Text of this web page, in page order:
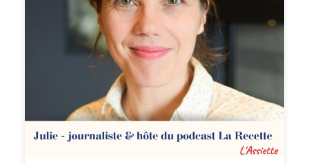
Guide des meilleures sources d'inspiration d'idées repas
J'ai regroupé toutes les sources (blogs, comptes
instagram, magazines, livres, chaînes Youtube...) d'idées
repas que j'utilise pour ne plus jamais manquer d'idées
Découvrir le guide 🙏 Remerciez-moi ! Si le podcast vous
plait, le meilleur moyen de me le dire et de le faire
connaître est de laisser un avis 5 étoiles ou un
commentaire sur la plateforme d'écoute de votre choix.
Cela m'aide énormément. ✨ Pour me poser des
questions ou suivre mon quotidien de diététicienne : Sur
Facebook https://www.facebook.com/laetitiafumex Sur
Instagram @ laetitiafumex Sur Pinterest @ laetitiafumex